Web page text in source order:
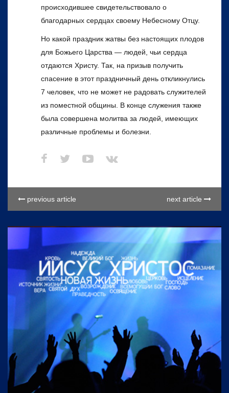
происходившее свидетельствовало о
благодарных сердцах своему Небесному Отцу.
Но какой праздник жатвы без настоящих плодов
для Божьего Царства — людей, чьи сердца
отдаются Христу. Так, на призыв получить
спасение в этот праздничный день откликнулись
7 человек, что не может не радовать служителей
из поместной общины. В конце служения также
была совершена молитва за людей, имеющих
различные проблемы и болезни.
previous article next article